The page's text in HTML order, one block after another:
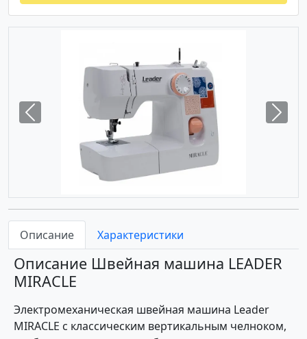
Previous Next
Описание Характеристики
Описание Швейная машина LEADER
MIRACLE
Электромеханическая швейная машина Leader
MIRACLE с классическим вертикальным челноком,